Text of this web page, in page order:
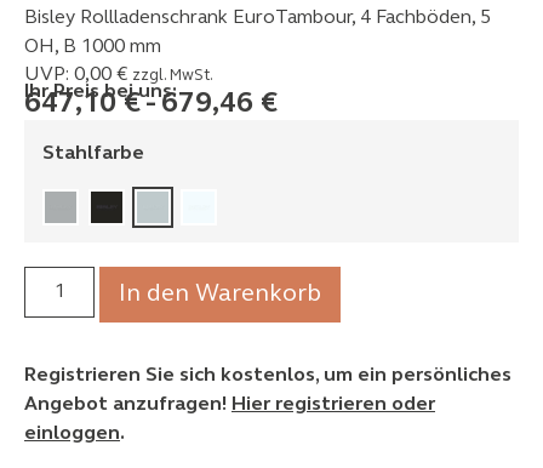
Bisley Rollladenschrank EuroTambour, 4 Fachböden, 5
OH, B 1000 mm
UVP: 0,00 € zzgl. MwSt.
Ihr Preis bei uns:
647,10€-679,46 €
Stahlfarbe
In den Warenkorb
Registrieren Sie sich kostenlos, um ein persönliches
Angebot anzufragen! Hier registrieren oder
einloggen.